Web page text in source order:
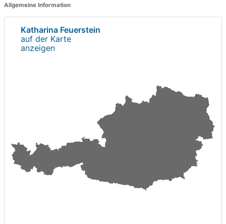
Allgemeine Information
Katharina Feuerstein
auf der Karte
anzeigen